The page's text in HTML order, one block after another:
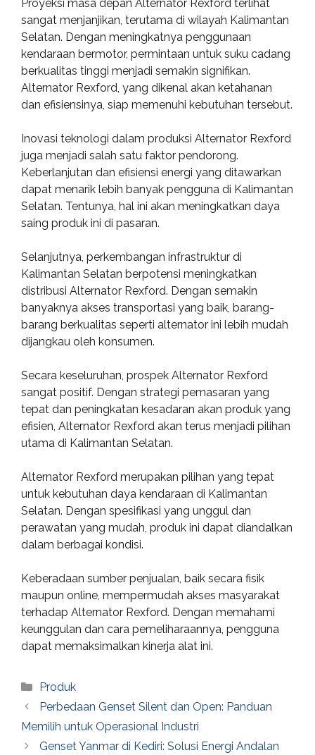
Proyeksi masa depan Alternator Rexford terlihat
sangat menjanjikan, terutama di wilayah Kalimantan
Selatan. Dengan meningkatnya penggunaan
kendaraan bermotor, permintaan untuk suku cadang
berkualitas tinggi menjadi semakin signifikan.
Alternator Rexford, yang dikenal akan ketahanan
dan efisiensinya, siap memenuhi kebutuhan tersebut.
Inovasi teknologi dalam produksi Alternator Rexford
juga menjadi salah satu faktor pendorong.
Keberlanjutan dan efisiensi energi yang ditawarkan
dapat menarik lebih banyak pengguna di Kalimantan
Selatan. Tentunya, hal ini akan meningkatkan daya
saing produk ini di pasaran.
Selanjutnya, perkembangan infrastruktur di
Kalimantan Selatan berpotensi meningkatkan
distribusi Alternator Rexford. Dengan semakin
banyaknya akses transportasi yang baik, barang-
barang berkualitas seperti alternator ini lebih mudah
dijangkau oleh konsumen.
Secara keseluruhan, prospek Alternator Rexford
sangat positif. Dengan strategi pemasaran yang
tepat dan peningkatan kesadaran akan produk yang
efisien, Alternator Rexford akan terus menjadi pilihan
utama di Kalimantan Selatan.
Alternator Rexford merupakan pilihan yang tepat
untuk kebutuhan daya kendaraan di Kalimantan
Selatan. Dengan spesifikasi yang unggul dan
perawatan yang mudah, produk ini dapat diandalkan
dalam berbagai kondisi.
Keberadaan sumber penjualan, baik secara fisik
maupun online, mempermudah akses masyarakat
terhadap Alternator Rexford. Dengan memahami
keunggulan dan cara pemeliharaannya, pengguna
dapat memaksimalkan kinerja alat ini.
Categories
Produk
Perbedaan Genset Silent dan Open: Panduan
Memilih untuk Operasional Industri
Genset Yanmar di Kediri: Solusi Energi Andalan